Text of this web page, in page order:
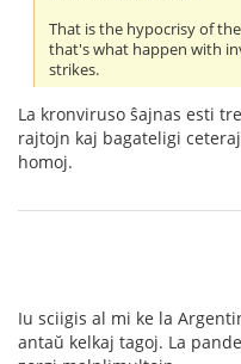
That is the hypocrisy of
that's what happen with
strikes.
La kronviruso ŝajnas esti
rajtojn kaj bagateligi
homoj.
Iu sciigis al mi ke la
antaŭ kelkaj tagoj. La